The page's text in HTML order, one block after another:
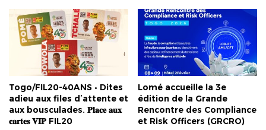
nom
Togo/FIL20-40ANS • Dites
adieu aux files d’attente et
aux bousculades. 𝐏𝐥𝐚𝐜𝐞 𝐚𝐮𝐱
𝐜𝐚𝐫𝐭𝐞𝐬 𝐕𝐈𝐏 FIL20
Lomé accueille la 3e
édition de la Grande
Rencontre des Compliance
et Risk Officers (GRCRO)